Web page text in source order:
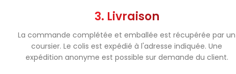
3. Livraison
La commande complétée et emballée est récupérée par un
coursier. Le colis est expédié à l'adresse indiquée. Une
expédition anonyme est possible sur demande du client.